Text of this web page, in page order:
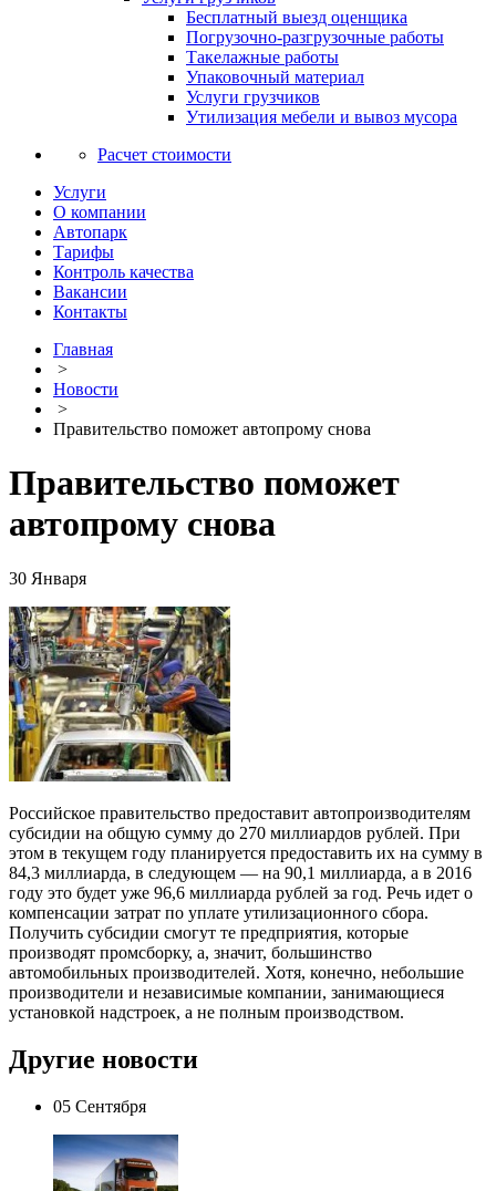
Бесплатный выезд оценщика
Погрузочно-разгрузочные работы
Такелажные работы
Упаковочный материал
Услуги грузчиков
Утилизация мебели и вывоз мусора
Расчет стоимости
Услуги
О компании
Автопарк
Тарифы
Контроль качества
Вакансии
Контакты
Главная
>
Новости
>
Правительство поможет автопрому снова
Правительство поможет
автопрому снова
30 Января
Российское правительство предоставит автопроизводителям
субсидии на общую сумму до 270 миллиардов рублей. При
этом в текущем году планируется предоставить их на сумму в
84,3 миллиарда, в следующем — на 90,1 миллиарда, а в 2016
году это будет уже 96,6 миллиарда рублей за год. Речь идет о
компенсации затрат по уплате утилизационного сбора.
Получить субсидии смогут те предприятия, которые
производят промсборку, а, значит, большинство
автомобильных производителей. Хотя, конечно, небольшие
производители и независимые компании, занимающиеся
установкой надстроек, а не полным производством.
Другие новости
05 Сентября